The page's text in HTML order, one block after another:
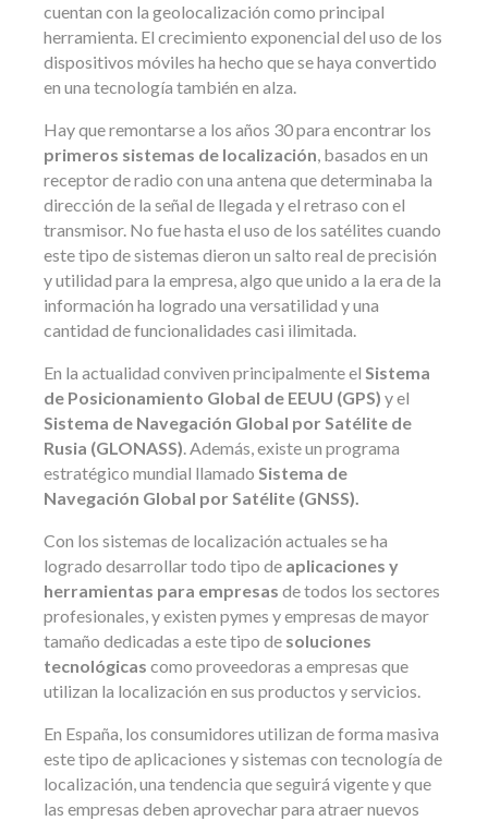
cuentan con la geolocalización como principal
herramienta. El crecimiento exponencial del uso de los
dispositivos móviles ha hecho que se haya convertido
en una tecnología también en alza.
Hay que remontarse a los años 30 para encontrar los
primeros sistemas de localización, basados en un
receptor de radio con una antena que determinaba la
dirección de la señal de llegada y el retraso con el
transmisor. No fue hasta el uso de los satélites cuando
este tipo de sistemas dieron un salto real de precisión
y utilidad para la empresa, algo que unido a la era de la
información ha logrado una versatilidad y una
cantidad de funcionalidades casi ilimitada.
En la actualidad conviven principalmente el Sistema
de Posicionamiento Global de EEUU (GPS) y el
Sistema de Navegación Global por Satélite de
Rusia (GLONASS). Además, existe un programa
estratégico mundial llamado Sistema de
Navegación Global por Satélite (GNSS).
Con los sistemas de localización actuales se ha
logrado desarrollar todo tipo de aplicaciones y
herramientas para empresas de todos los sectores
profesionales, y existen pymes y empresas de mayor
tamaño dedicadas a este tipo de soluciones
tecnológicas como proveedoras a empresas que
utilizan la localización en sus productos y servicios.
En España, los consumidores utilizan de forma masiva
este tipo de aplicaciones y sistemas con tecnología de
localización, una tendencia que seguirá vigente y que
las empresas deben aprovechar para atraer nuevos